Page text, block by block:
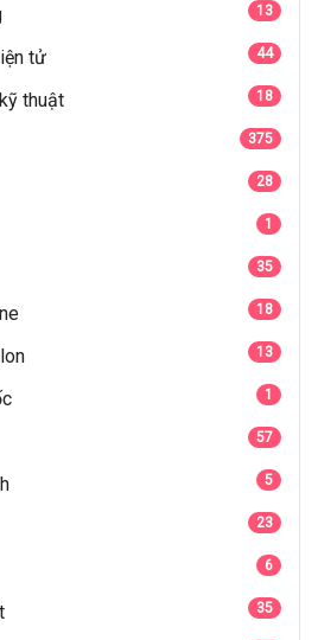
13
tử 44
thuật 18
375
28
1
35
18
13
1
57
5
23
6
35